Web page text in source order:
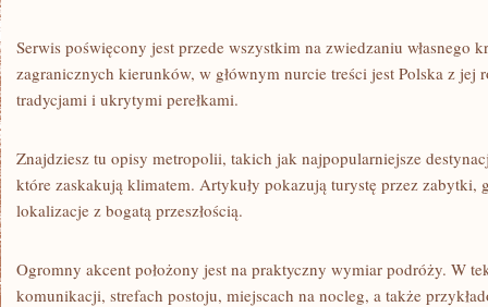
Serwis poświęcony jest przede wszystkim na zwiedzaniu własnego
zagranicznych kierunków, w głównym nurcie treści jest Polska z jej
tradycjami i ukrytymi perełkami.
Znajdziesz tu opisy metropolii, takich jak najpopularniejsze
które zaskakują klimatem. Artykuły pokazują turystę przez zabytki,
lokalizacje z bogatą przeszłością.
Ogromny akcent położony jest na praktyczny wymiar podróży. W
komunikacji, strefach postoju, miejscach na nocleg, a także